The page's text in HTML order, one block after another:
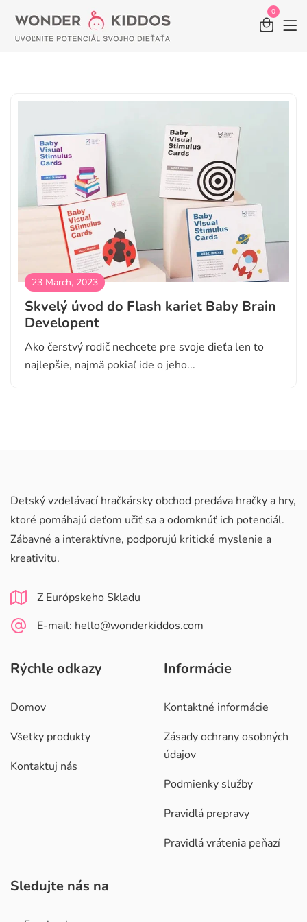
0
23 March, 2023
Skvelý úvod do Flash kariet Baby Brain
Developent
Ako čerstvý rodič nechcete pre svoje dieťa len to
najlepšie, najmä pokiaľ ide o jeho...
Detský vzdelávací hračkársky obchod predáva hračky a hry,
ktoré pomáhajú deťom učiť sa a odomknúť ich potenciál.
Zábavné a interaktívne, podporujú kritické myslenie a
kreativitu.
Z Európskeho Skladu
E-mail: hello@wonderkiddos.com
Rýchle odkazy
Domov
Všetky produkty
Kontaktuj nás
Informácie
Kontaktné informácie
Zásady ochrany osobných
údajov
Podmienky služby
Pravidlá prepravy
Pravidlá vrátenia peňazí
Sledujte nás na